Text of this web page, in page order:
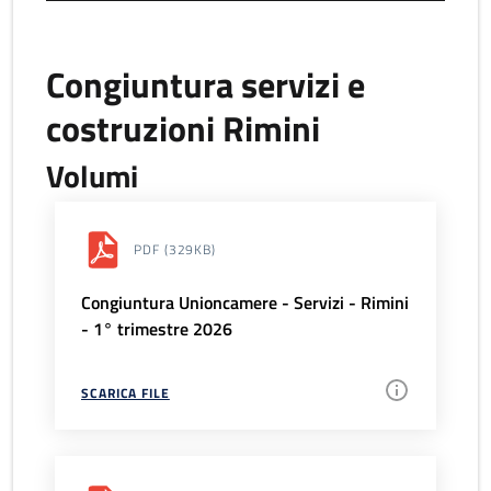
Congiuntura servizi e
costruzioni Rimini
Volumi
PDF (329KB)
Congiuntura Unioncamere - Servizi - Rimini
- 1° trimestre 2026
SCARICA FILE